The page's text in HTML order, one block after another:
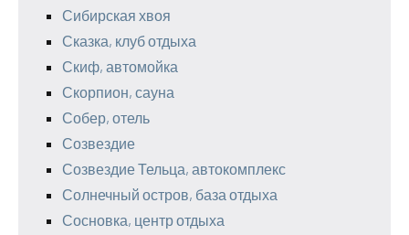
Сибирская хвоя
Сказка, клуб отдыха
Скиф, автомойка
Скорпион, сауна
Собер, отель
Созвездие
Созвездие Тельца, автокомплекс
Солнечный остров, база отдыха
Сосновка, центр отдыха